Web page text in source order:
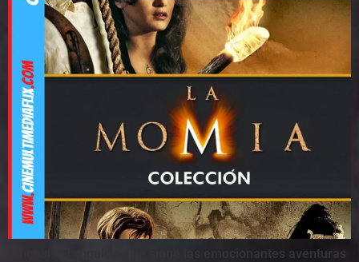
Sinopsis Franquicia que sigue las emocionantes aventuras